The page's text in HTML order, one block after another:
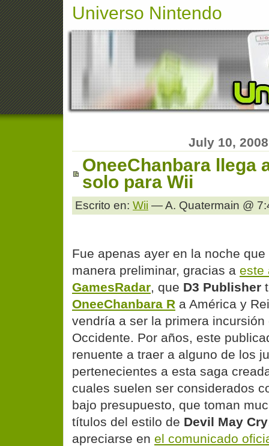
Universo Nintendo
July 10, 2008
OneeChanbara llega
solo para Wii
Escrito en: Wii — A. Quatermain @
Fue apenas ayer en la noche
manera preliminar, gracias a este
GamesRadar, que D3 Publisher
OneeChanbara R a América y
vendría a ser la primera
Occidente. Por años, este
renuente a traer a alguno de los
pertenecientes a esta saga
cuales suelen ser considerados
bajo presupuesto, que toman
títulos del estilo de Devil May Cry
apreciarse en el comunicado